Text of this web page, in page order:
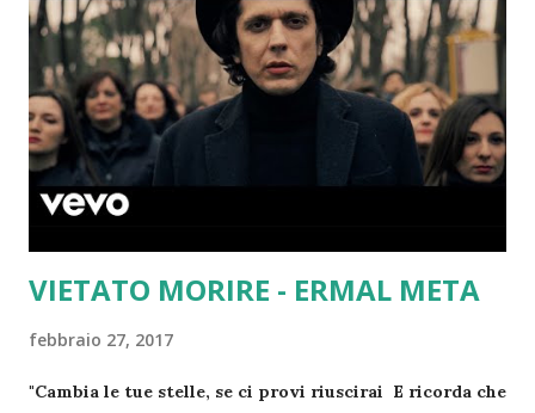
Docile si arrende al dio migliore Vanità, lei non sa Che
è solo un altro imbroglio e tu lo chiami amore E mi
spacca il cuore Atomi unici, nudi, diversi e vibranti
Siamo distanti, io e te Come migranti nascosti
nell'evoluzione Siamo distanti, io e te Io e te Vanità,
illusione Docile si arrende al dio migliore Vanità, lei
non sa Che è solo un altro imbroglio e tu lo chiami
amore E mi spacca il cuo...
VIETATO MORIRE - ERMAL META
febbraio 27, 2017
"Cambia le tue stelle, se ci provi riuscirai E ricorda che